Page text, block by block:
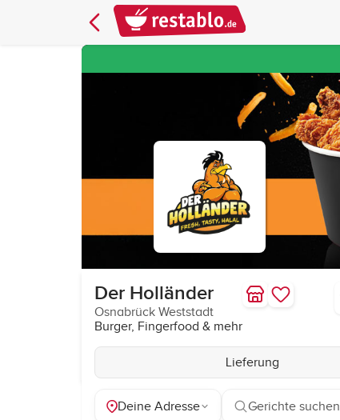
Der Holländer
Osnabrück Weststadt
Burger, Fingerfood & mehr
Lieferung
Deine Adresse Gerichte suchen